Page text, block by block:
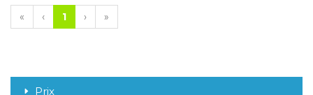
« ‹ 1 › »
Prix